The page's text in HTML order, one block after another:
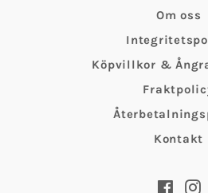
Om oss
Köpvillkor &
Kontakt